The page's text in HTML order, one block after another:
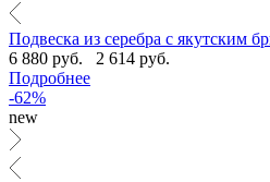
Подвеска из серебра с якутским
6 880 руб.
2 614 руб.
Подробнее
-62%
new